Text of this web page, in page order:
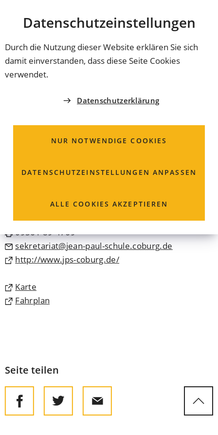
Datenschutz­einstellungen
Durch die Nutzung dieser Website erklären Sie sich
damit einverstanden, dass diese Seite Cookies
verwendet.
Datenschutzerklärung
NUR NOTWENDIGE COOKIES
DATENSCHUTZ­EINSTELLUNGEN ANPASSEN
ALLE COOKIES AKZEPTIEREN
INHALT ANSPRINGEN
Coburg
Neustadter Straße 5
09561 89-4760
09561 89-4769
sekretariat
jean-paul-schule.coburg de
http://www.jps-coburg.de/
(Öffnet
einem
neuen
Karte
(Öffnet
in Fahrplan
(Öffnet
Seite teilen